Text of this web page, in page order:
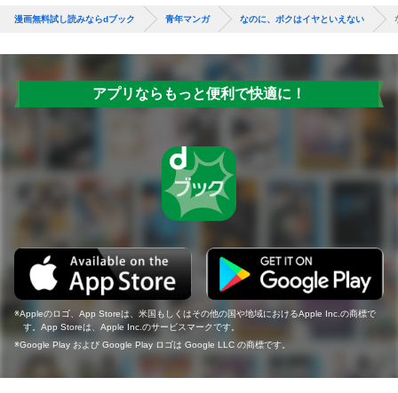
漫画無料試し読みならdブック 青年マンガ なのに、ボクはイヤといえない
アプリならもっと便利で快適に！
Appleのロゴ、App Storeは、米国もしくはその他の国や地域におけるApple Inc.の商標で
す。App Storeは、Apple Inc.のサービスマークです。
Google Play および Google Play ロゴは Google LLC の商標です。